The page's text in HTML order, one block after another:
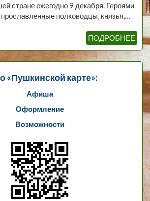
стране ежегодно 9 декабря. Героями
полководцы, князья,…
ПОДРОБНЕЕ
«Пушкинской карте»:
Афиша
Оформление
Возможности